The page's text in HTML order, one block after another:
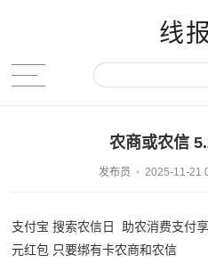
线
农商或农信
发布员 2025-11-21
支付宝 搜索农信日 助农消费支付
元红包 只要绑有卡农商和农信